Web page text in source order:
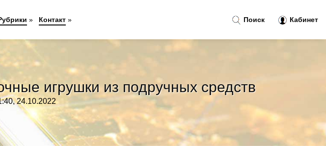
игрушки из подручных средств
24.10.2022
Поиск Кабинет
» Контакт»